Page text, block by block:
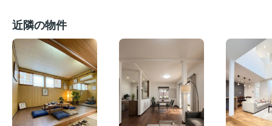
近隣の物件